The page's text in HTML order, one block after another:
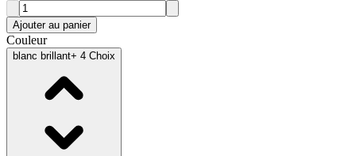
Ajouter au panier
Couleur
blanc brillant+ 4 Choix